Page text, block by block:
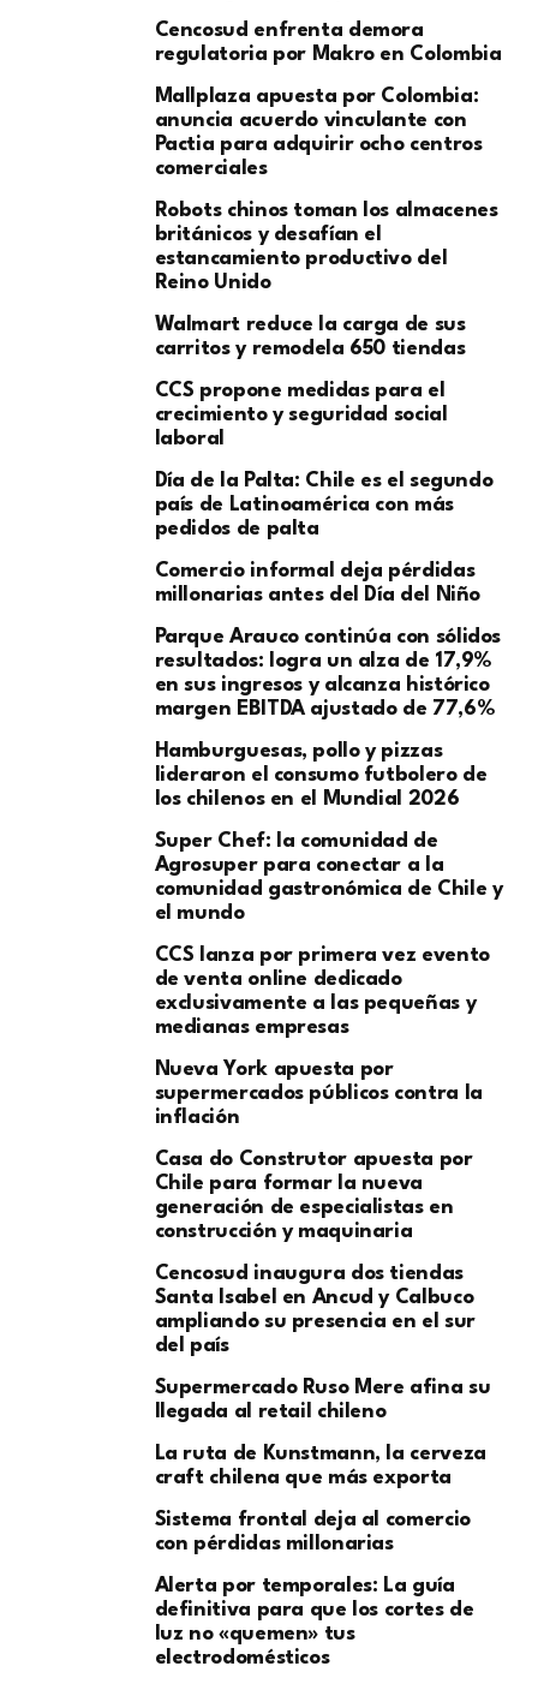
Cencosud enfrenta demora
regulatoria por Makro en Colombia
Mallplaza apuesta por Colombia:
anuncia acuerdo vinculante con
Pactia para adquirir ocho centros
comerciales
Robots chinos toman los almacenes
británicos y desafían el
estancamiento productivo del
Reino Unido
Walmart reduce la carga de sus
carritos y remodela 650 tiendas
CCS propone medidas para el
crecimiento y seguridad social
laboral
Día de la Palta: Chile es el segundo
país de Latinoamérica con más
pedidos de palta
Comercio informal deja pérdidas
millonarias antes del Día del Niño
Parque Arauco continúa con sólidos
resultados: logra un alza de 17,9%
en sus ingresos y alcanza histórico
margen EBITDA ajustado de 77,6%
Hamburguesas, pollo y pizzas
lideraron el consumo futbolero de
los chilenos en el Mundial 2026
Super Chef: la comunidad de
Agrosuper para conectar a la
comunidad gastronómica de Chile y
el mundo
CCS lanza por primera vez evento
de venta online dedicado
exclusivamente a las pequeñas y
medianas empresas
Nueva York apuesta por
supermercados públicos contra la
inflación
Casa do Construtor apuesta por
Chile para formar la nueva
generación de especialistas en
construcción y maquinaria
Cencosud inaugura dos tiendas
Santa Isabel en Ancud y Calbuco
ampliando su presencia en el sur
del país
Supermercado Ruso Mere afina su
llegada al retail chileno
La ruta de Kunstmann, la cerveza
craft chilena que más exporta
Sistema frontal deja al comercio
con pérdidas millonarias
Alerta por temporales: La guía
definitiva para que los cortes de
luz no «quemen» tus
electrodomésticos